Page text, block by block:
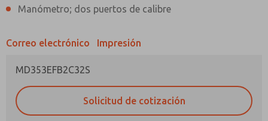
Manómetro; dos puertos de calibre
Correo electrónico Impresión
MD353EFB2C32S
Solicitud de cotización
¿Método de Contacto Preferido?
Correo Electrónico
Teléfono